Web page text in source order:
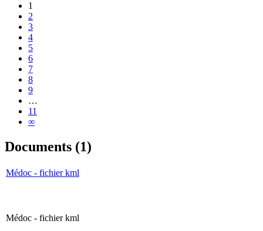
1
2
3
4
5
6
7
8
9
…
11
∞
Documents (1)
Médoc - fichier kml
Médoc - fichier kml